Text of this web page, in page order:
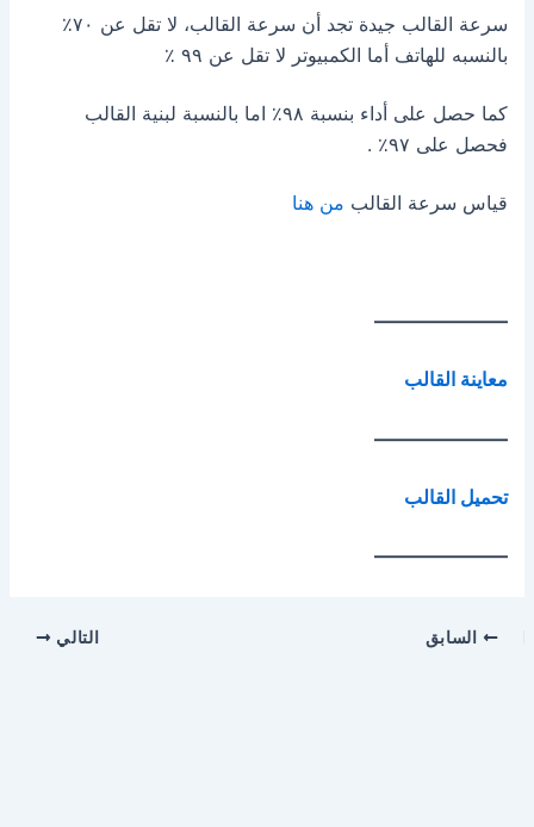
سرعة القالب جيدة تجد أن سرعة القالب، لا تقل عن ٧٠٪
بالنسبه للهاتف أما الكمبيوتر لا تقل عن ٩٩ ٪
كما حصل على أداء بنسبة ٩٨٪ اما بالنسبة لبنية القالب
فحصل على ٩٧٪ .
قياس سرعة القالب من هنا
———————
معاينة القالب
———————
تحميل القالب
———————
السابق التالي